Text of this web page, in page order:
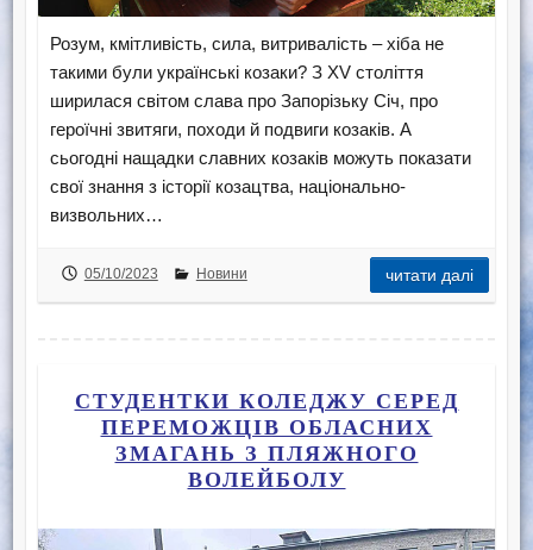
Розум, кмітливість, сила, витривалість – хіба не
такими були українські козаки? З ХV століття
ширилася світом слава про Запорізьку Січ, про
героїчні звитяги, походи й подвиги козаків. А
сьогодні нащадки славних козаків можуть показати
свої знання з історії козацтва, національно-
визвольних…
05/10/2023 Новини читати далі
СТУДЕНТКИ КОЛЕДЖУ СЕРЕД
ПЕРЕМОЖЦІВ ОБЛАСНИХ
ЗМАГАНЬ З ПЛЯЖНОГО
ВОЛЕЙБОЛУ